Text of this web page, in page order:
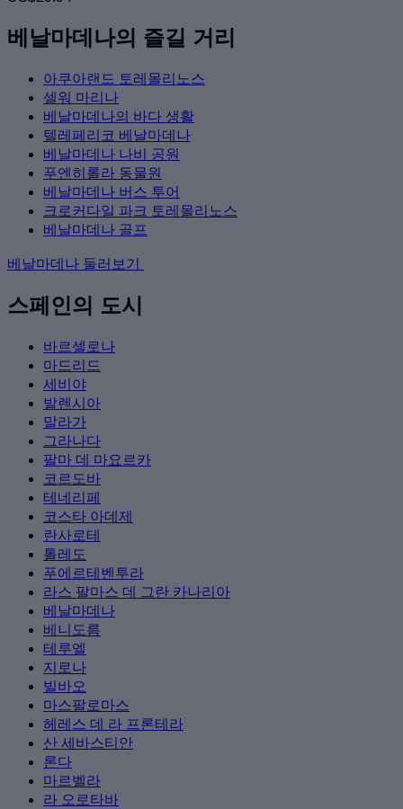
베날마데나의 즐길 거리
아쿠아랜드 토레몰리노스
셀워 마리나
베날마데나의 바다 생활
텔레페리코 베날마데나
베날마데나 나비 공원
푸엔히롤라 동물원
베날마데나 버스 투어
크로커다일 파크 토레몰리노스
베날마데나 골프
베날마데나 둘러보기
스페인의 도시
바르셀로나
마드리드
세비야
발렌시아
말라가
그라나다
팔마 데 마요르카
코르도바
테네리페
코스타 아데제
란사로테
톨레도
푸에르테벤투라
라스 팔마스 데 그란 카나리아
베날마데나
베니도름
테루엘
지로나
빌바오
마스팔로마스
헤레스 데 라 프론테라
산 세바스티안
론다
마르벨라
라 오로타바